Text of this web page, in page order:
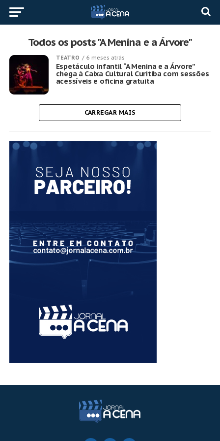
Todos os posts "A Menina e a Árvore"
TEATRO 6 meses atrás
Espetáculo infantil “A Menina e a Árvore”
chega à Caixa Cultural Curitiba com sessões
acessíveis e oficina gratuita
CARREGAR MAIS